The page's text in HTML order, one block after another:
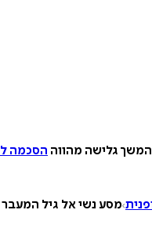
המשך גלישה מהווה הסכמה
מסע נשי אל גיל המעבר